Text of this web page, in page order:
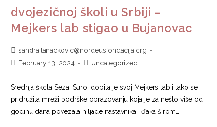
dvojezičnoj školi u Srbiji –
Mejkers lab stigao u Bujanovac
sandra.tanackovic@nordeusfondacija.org
February 13, 2024
Uncategorized
Srednja škola Sezai Suroi dobila je svoj Mejkers lab i tako se
pridružila mreži podrške obrazovanju koja je za nešto više od
godinu dana povezala hiljade nastavnika i đaka širom…